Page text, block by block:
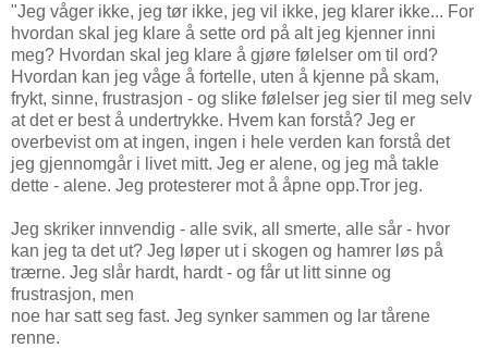
"Jeg våger ikke, jeg tør ikke, jeg vil ikke, jeg klarer ikke... For
hvordan skal jeg klare å sette ord på alt jeg kjenner inni
meg? Hvordan skal jeg klare å gjøre følelser om til ord?
Hvordan kan jeg våge å fortelle, uten å kjenne på skam,
frykt, sinne, frustrasjon - og slike følelser jeg sier til meg selv
at det er best å undertrykke. Hvem kan forstå? Jeg er
overbevist om at ingen, ingen i hele verden kan forstå det
jeg gjennomgår i livet mitt. Jeg er alene, og jeg må takle
dette - alene. Jeg protesterer mot å åpne opp.Tror jeg.
Jeg skriker innvendig - alle svik, all smerte, alle sår - hvor
kan jeg ta det ut? Jeg løper ut i skogen og hamrer løs på
trærne. Jeg slår hardt, hardt - og får ut litt sinne og
frustrasjon, men
noe har satt seg fast. Jeg synker sammen og lar tårene
renne.